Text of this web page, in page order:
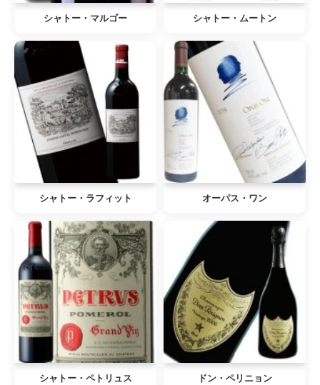
シャトー・マルゴー シャトー・ムートン
シャトー・ラフィット オーパス・ワン
シャトー・ペトリュス ドン・ペリニョン